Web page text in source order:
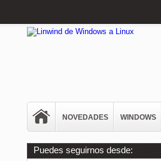
NOVEDADES WINDOWS
Puedes seguirnos desde: